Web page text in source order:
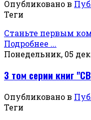
Опубликовано в
Теги
Станьте первым
Подробнее ...
Понедельник, 05
3 том серии книг
Опубликовано в
Теги